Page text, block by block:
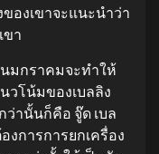
องเขาจะแนะนําว่า
ขา
นมกราคมจะทําให้
วโน้มของเบลลิง
านั้นก็คือ จู๊ด เบล
งการการยกเครื่อง